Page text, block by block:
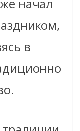
начал
в